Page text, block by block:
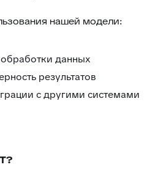
нашей модели:
данных
результатов
с другими системами